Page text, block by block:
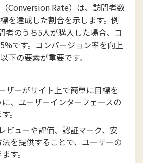
Conversion Rate）は、訪問者数
を達成した割合を示します。例
者のうち5人が購入した場合、コ
です。コンバージョン率を向上
下の要素が重要です。
ザーがサイト上で簡単に目標を
、ユーザーインターフェースの
。
ビューや評価、認証マーク、安
を提供することで、ユーザーの
す。